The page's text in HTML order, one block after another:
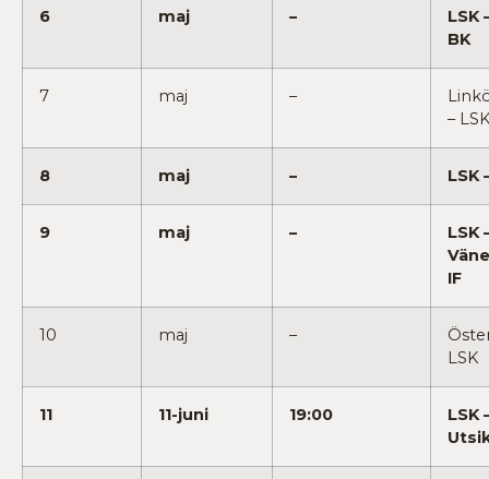
6 maj –
LSK
BK
7 maj –
– LSK
8 maj – LSK
9 maj –
LSK
IF
10 maj –
LSK
11 11-juni 19:00
LSK